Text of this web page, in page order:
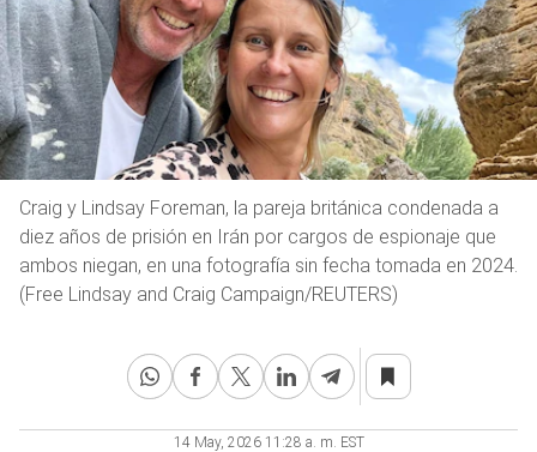
Craig y Lindsay Foreman, la pareja británica condenada a
diez años de prisión en Irán por cargos de espionaje que
ambos niegan, en una fotografía sin fecha tomada en 2024.
(Free Lindsay and Craig Campaign/REUTERS)
14 May, 2026 11:28 a. m. EST